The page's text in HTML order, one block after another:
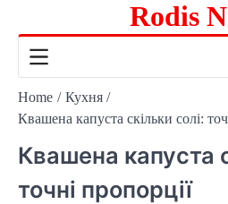
content
Rodis
Home
Кухня
Квашена капуста скільки солі:
Квашена капуста
точні пропорції